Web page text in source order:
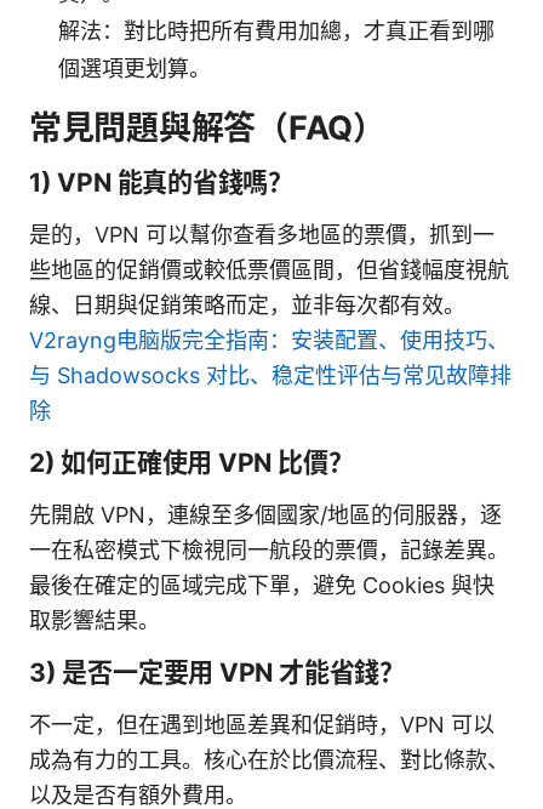
解法：對比時把所有費用加總，才真正看到哪
個選項更划算。
常見問題與解答（FAQ）
1) VPN 能真的省錢嗎？
是的，VPN 可以幫你查看多地區的票價，抓到一
些地區的促銷價或較低票價區間，但省錢幅度視航
線、日期與促銷策略而定，並非每次都有效。
V2rayng电脑版完全指南：安装配置、使用技巧、
与 Shadowsocks 对比、稳定性评估与常见故障排
除
2) 如何正確使用 VPN 比價？
先開啟 VPN，連線至多個國家/地區的伺服器，逐
一在私密模式下檢視同一航段的票價，記錄差異。
最後在確定的區域完成下單，避免 Cookies 與快
取影響結果。
3) 是否一定要用 VPN 才能省錢？
不一定，但在遇到地區差異和促銷時，VPN 可以
成為有力的工具。核心在於比價流程、對比條款、
以及是否有額外費用。